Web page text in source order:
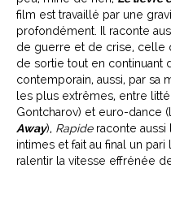
film est travaillé par une
profondément. Il raconte
de guerre et de crise, celle
de sortie tout en continuant
contemporain, aussi, par
les plus extrêmes, entre
Gontcharov) et euro-dance
Away), Rapideraconte aussi
intimes et fait au final un
ralentir la vitesse effrénée